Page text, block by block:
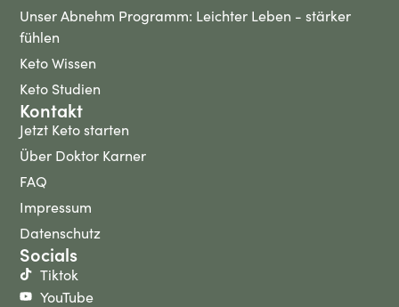
Unser Abnehm Programm: Leichter Leben - stärker
fühlen
Keto Wissen
Keto Studien
Kontakt
Jetzt Keto starten
Über Doktor Karner
FAQ
Impressum
Datenschutz
Socials
Tiktok
YouTube